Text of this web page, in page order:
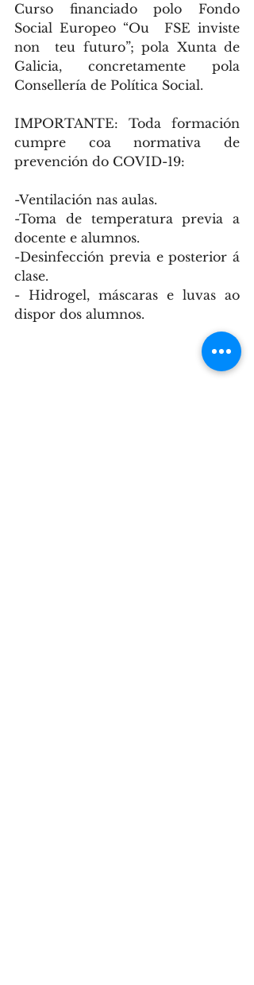
Curso financiado polo Fondo
Social Europeo “Ou  FSE inviste
non  teu futuro”; pola Xunta de
Galicia, concretamente pola
Consellería de Política Social.
IMPORTANTE: Toda formación
cumpre coa normativa de
prevención do COVID-19:
-Ventilación nas aulas.
-Toma de temperatura previa a
docente e alumnos.
-Desinfección previa e posterior á
clase.
- Hidrogel, máscaras e luvas ao
dispor dos alumnos.